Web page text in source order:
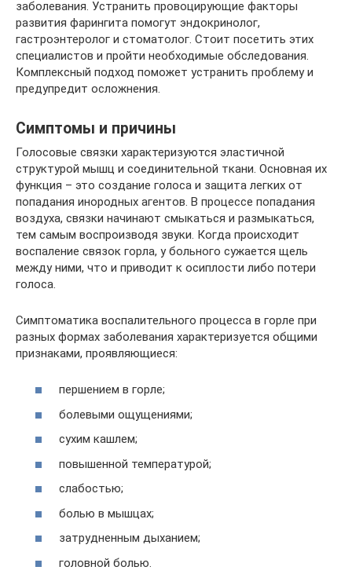
заболевания. Устранить провоцирующие факторы
развития фарингита помогут эндокринолог,
гастроэнтеролог и стоматолог. Стоит посетить этих
специалистов и пройти необходимые обследования.
Комплексный подход поможет устранить проблему и
предупредит осложнения.
Симптомы и причины
Голосовые связки характеризуются эластичной
структурой мышц и соединительной ткани. Основная их
функция – это создание голоса и защита легких от
попадания инородных агентов. В процессе попадания
воздуха, связки начинают смыкаться и размыкаться,
тем самым воспроизводя звуки. Когда происходит
воспаление связок горла, у больного сужается щель
между ними, что и приводит к осиплости либо потери
голоса.
Симптоматика воспалительного процесса в горле при
разных формах заболевания характеризуется общими
признаками, проявляющиеся:
першением в горле;
болевыми ощущениями;
сухим кашлем;
повышенной температурой;
слабостью;
болью в мышцах;
затрудненным дыханием;
головной болью.